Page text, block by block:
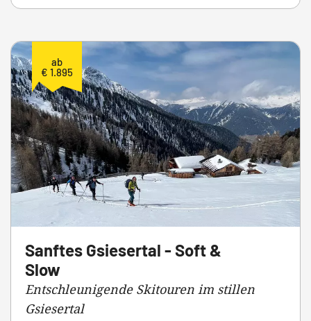
ab
€ 1.895
Sanftes Gsiesertal - Soft &
Slow
Entschleunigende Skitouren im stillen
Gsiesertal